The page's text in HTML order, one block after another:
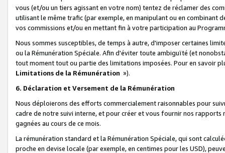
vous (et/ou un tiers agissant en votre nom) tentez de réclamer des
utilisant le même trafic (par exemple, en manipulant ou en combinant
vos commissions et/ou en mettant fin à votre participation au
Nous sommes susceptibles, de temps à autre, d'imposer certaines
ou la Rémunération Spéciale. Afin d'éviter toute ambiguïté (et
tout moment tout ou partie des limitations imposées. Pour en savoir
Limitations de la Rémunération »).
6. Déclaration et Versement de la Rémunération
Nous déploierons des efforts commercialement raisonnables pour
cadre de notre suivi interne, et pour créer et vous fournir nos
gagnées au cours de ce mois.
La rémunération standard et la Rémunération Spéciale, qui sont
proche en devise locale (par exemple, en centimes pour les USD),